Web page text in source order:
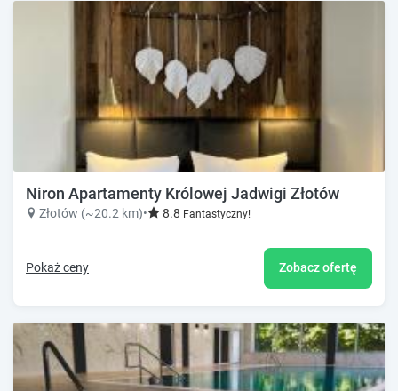
Niron Apartamenty Królowej Jadwigi Złotów
Złotów (~20.2 km)• 8.8 Fantastyczny!
Pokaż ceny Zobacz ofertę